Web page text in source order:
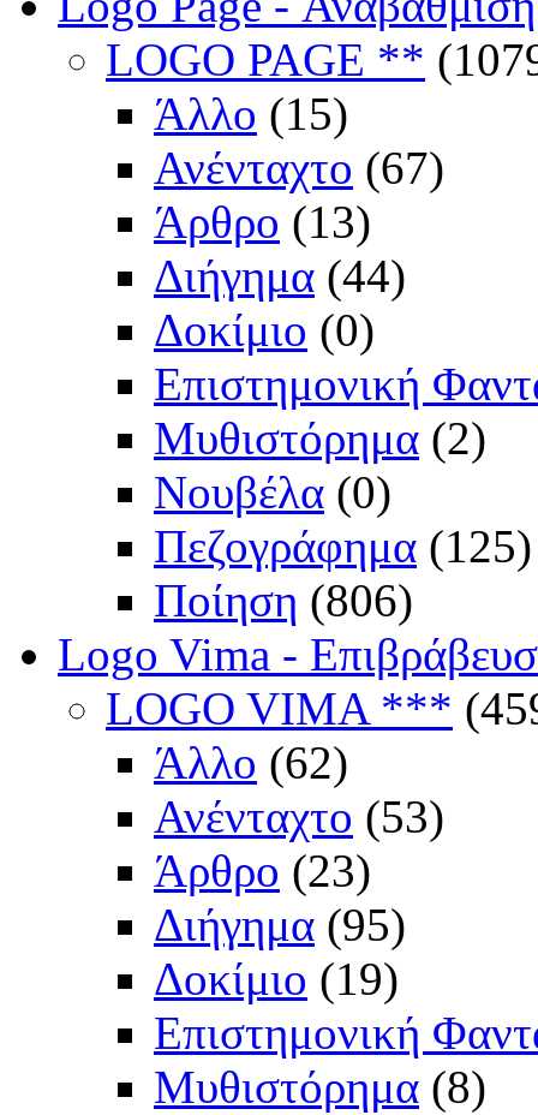
LOGO PAGE **
Άλλο (15)
Ανένταχτο (67)
Άρθρο (13)
Διήγημα (44)
Δοκίμιο (0)
Επιστημονική
Μυθιστόρημα (2)
Νουβέλα (0)
Πεζογράφημα (125)
Ποίηση (806)
Logo Vima -
LOGO VIMA ***
Άλλο (62)
Ανένταχτο (53)
Άρθρο (23)
Διήγημα (95)
Δοκίμιο (19)
Επιστημονική
Μυθιστόρημα (8)